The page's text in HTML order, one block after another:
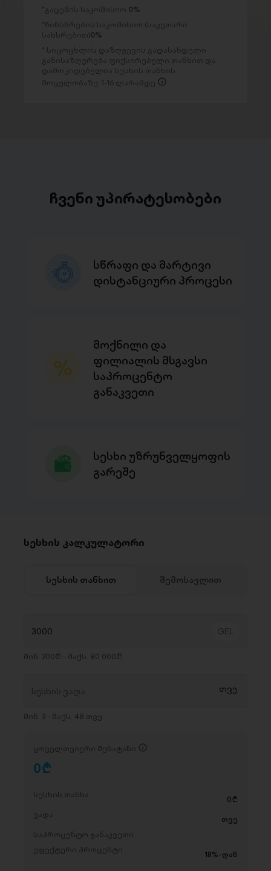
გაცემის საკომისიო 0%
წინსწრების საკომისიო (საკუთარი
სახსრებით)0%
სიცოცხლის დაზღვევის გადასახდელი
განისაზღვრება ფიქსირებული თანხით და
დამოკიდებულია სესხის თანხის
მოცულობაზე: 1-16 ლარამდე
ჩვენი უპირატესობები
სწრაფი და მარტივი
დისტანციური პროცესი
მოქნილი და
ფილიალის მსგავსი
საპროცენტო
განაკვეთი
სესხი უზრუნველყოფის
გარეშე
სესხის კალკულატორი
სესხის თანხით შემოსავლით
მინ. 200₾ - მაქს. 80 000₾
მინ. 3 - მაქს. 48 თვე
ყოველთვიური შენატანი
0D
სესხის თანხა 0 D
ვადა
თვე
საპროცენტო განაკვეთი
ეფექტური პროცენტი
18%-დან